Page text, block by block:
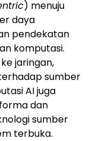
) menuju
daya
pendekatan
komputasi.
jaringan,
sumber
AI juga
dan
sumber
terbuka.